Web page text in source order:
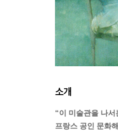
소개
“이 미술관을 나
프랑스 공인 문화